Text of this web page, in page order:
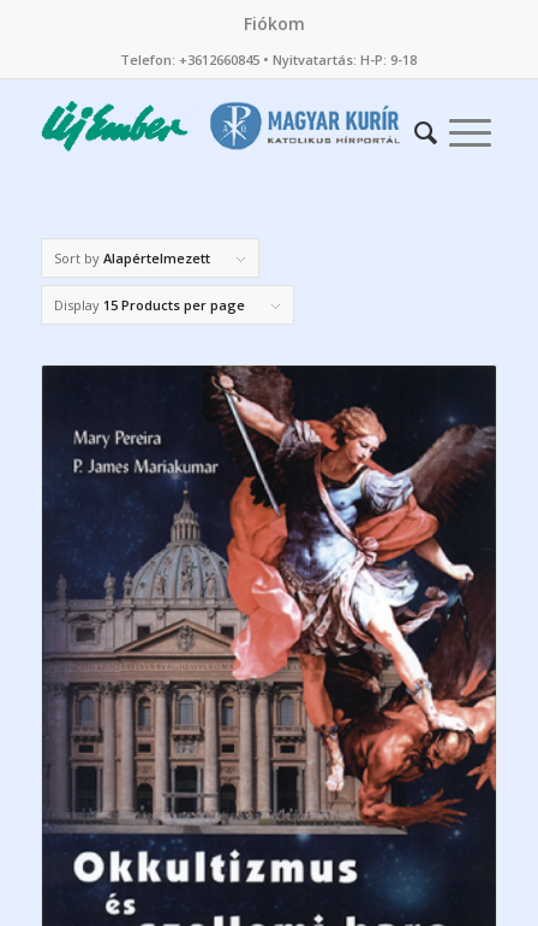
Fiókom
Telefon: +3612660845 • Nyitvatartás: H-P: 9-18
Sort by Alapértelmezett
Display 15 Products per page